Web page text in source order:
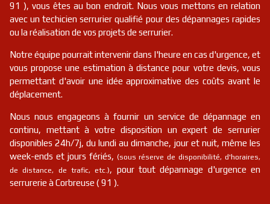
91 ), vous êtes au bon endroit. Nous vous mettons en relation
avec un techicien serrurier qualifié pour des dépannages rapides
ou la réalisation de vos projets de serrurier.
Notre équipe pourrait intervenir dans l'heure en cas d'urgence, et
vous propose une estimation à distance pour votre devis, vous
permettant d'avoir une idée approximative des coûts avant le
déplacement.
Nous nous engageons à fournir un service de dépannage en
continu, mettant à votre disposition un expert de serrurier
disponibles 24h/7j, du lundi au dimanche, jour et nuit, même les
week-ends et jours fériés, (sous réserve de disponibilité, d'horaires,
de distance, de trafic, etc.), pour tout dépannage d'urgence en
serrurerie à Corbreuse ( 91 ).